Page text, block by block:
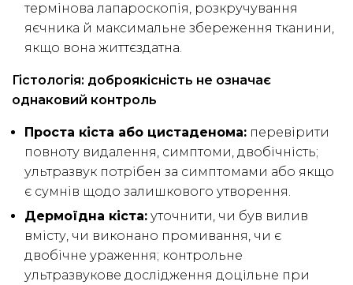
термінова лапароскопія, розкручування
яєчника й максимальне збереження тканини,
якщо вона життєздатна.
Гістологія: доброякісність не означає
однаковий контроль
Проста кіста або цистаденома: перевірити
повноту видалення, симптоми, двобічність;
ультразвук потрібен за симптомами або якщо
є сумнів щодо залишкового утворення.
Дермоїдна кіста: уточнити, чи був вилив
вмісту, чи виконано промивання, чи є
двобічне ураження; контрольне
ультразвукове дослідження доцільне при